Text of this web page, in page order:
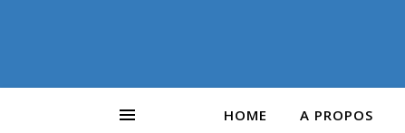
HOME A PROPOS